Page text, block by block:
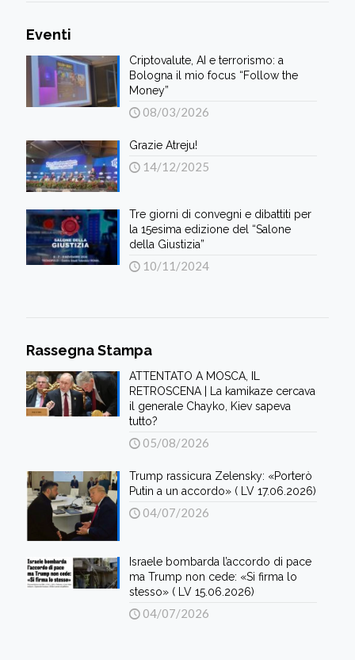
Eventi
Criptovalute, AI e terrorismo: a
Bologna il mio focus “Follow the
Money”
08/03/2026
Grazie Atreju!
14/12/2025
Tre giorni di convegni e dibattiti per
la 15esima edizione del “Salone
della Giustizia”
10/11/2024
Rassegna Stampa
ATTENTATO A MOSCA, IL
RETROSCENA | La kamikaze cercava
il generale Chayko, Kiev sapeva
tutto?
05/08/2026
Trump rassicura Zelensky: «Porterò
Putin a un accordo» ( LV 17.06.2026)
04/07/2026
Israele bombarda l’accordo di pace
ma Trump non cede: «Si firma lo
stesso» ( LV 15.06.2026)
04/07/2026